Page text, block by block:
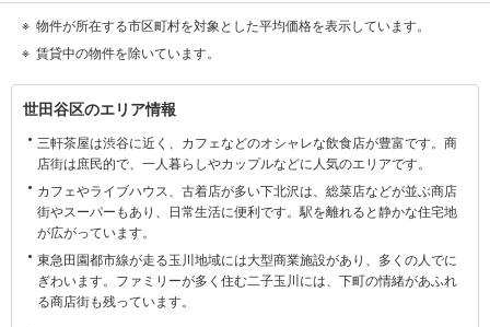
物件が所在する市区町村を対象とした平均価格を表示しています。
賃貸中の物件を除いています。
世
田
谷
区
に
関
す
る
世田谷区のエリア情報
三軒茶屋は渋谷に近く、カフェなどのオシャレな飲食店が豊富です。商
店街は庶民的で、一人暮らしやカップルなどに人気のエリアです。
カフェやライブハウス、古着店が多い下北沢は、総菜店などが並ぶ商店
街やスーパーもあり、日常生活に便利です。駅を離れると静かな住宅地
が広がっています。
東急田園都市線が走る玉川地域には大型商業施設があり、多くの人でに
ぎわいます。ファミリーが多く住む二子玉川には、下町の情緒があふれ
る商店街も残っています。